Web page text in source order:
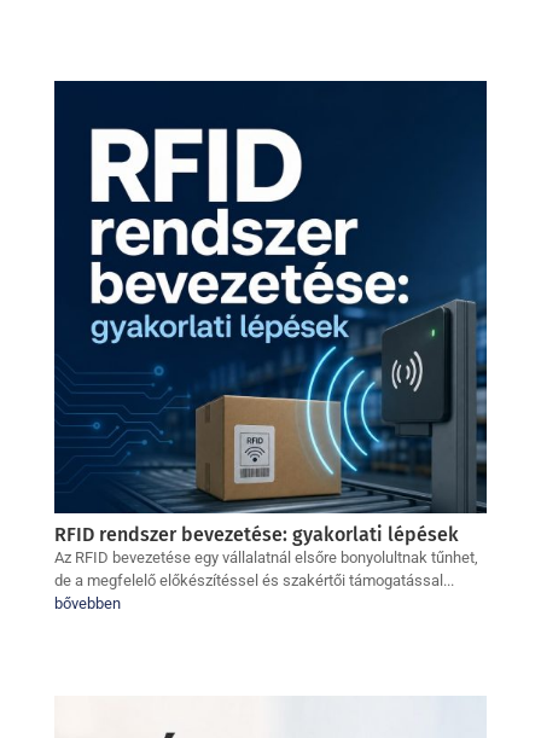
RFID rendszer bevezetése: gyakorlati lépések
Az RFID bevezetése egy vállalatnál elsőre bonyolultnak tűnhet,
de a megfelelő előkészítéssel és szakértői támogatással...
bővebben